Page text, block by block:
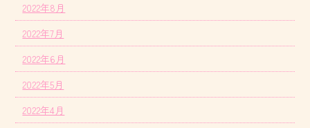
2022年8月
2022年7月
2022年6月
2022年5月
2022年4月